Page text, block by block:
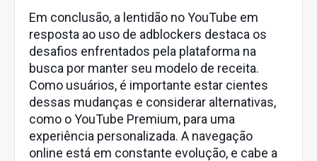
Em conclusão, a lentidão no YouTube em
resposta ao uso de adblockers destaca os
desafios enfrentados pela plataforma na
busca por manter seu modelo de receita.
Como usuários, é importante estar cientes
dessas mudanças e considerar alternativas,
como o YouTube Premium, para uma
experiência personalizada. A navegação
online está em constante evolução, e cabe a